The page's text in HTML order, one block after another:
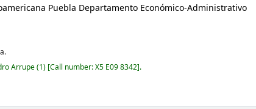
Puebla Departamento Económico-Administrativo
Arrupe(1) Call number:X5 E09 8342 .